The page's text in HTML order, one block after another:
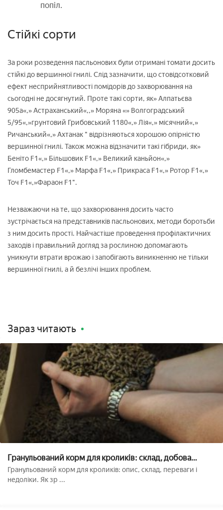
попіл.
Стійкі сорти
За роки розведення пасльонових були отримані томати досить
стійкі до вершинної гнилі. Слід зазначити, що стовідсотковий
ефект несприйнятливості помідорів до захворювання на
сьогодні не досягнутий. Проте такі сорти, як» Алпатьєва
905а«,» Астраханський«,,» Моряна «» Волгоградський
5/95«,»грунтовий Грибовський 1180«,» Лія«,» місячний«,»
Ричанський«,» Ахтанак " відрізняються хорошою опірністю
вершинної гнилі. Також можна відзначити такі гібриди, як»
Беніто F1«,» Більшовик F1«,» Великий каньйон«,»
Гломбемастер F1«,» Марфа F1«,» Прикраса F1«,» Ротор F1«,»
Точ F1«,»Фараон F1".
Незважаючи на те, що захворювання досить часто
зустрічається на представників пасльонових, методи боротьби
з ним досить прості. Найчастіше проведення профілактичних
заходів і правильний догляд за рослиною допомагають
уникнути втрати врожаю і запобігають виникненню не тільки
вершинної гнилі, а й безлічі інших проблем.
Зараз читають
Гранульований корм для кроликів: склад, добова
норма, як зробити своїми руками
Гранульований корм для кроликів: опис, склад, переваги і
недоліки. Як зр ...